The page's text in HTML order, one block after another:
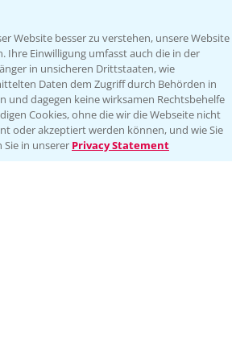
Bis zu 4 Produkte vergleichen:
Folgen Sie uns
Website besser zu verstehen, unsere Website
Einwilligung umfasst auch die in der
in unsicheren Drittstaaten, wie
Daten dem Zugriff durch Behörden in
dagegen keine wirksamen Rechtsbehelfe
Cookies, ohne die wir die Webseite nicht
oder akzeptiert werden können, und wie Sie
in unserer Privacy Statement